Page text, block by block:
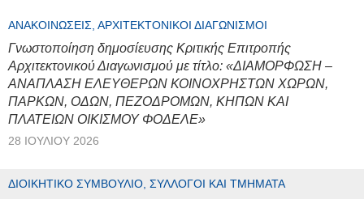
ΑΝΑΚΟΙΝΏΣΕΙΣ, ΑΡΧΙΤΕΚΤΟΝΙΚΟΊ ΔΙΑΓΩΝΙΣΜΟΊ
Γνωστοποίηση δημοσίευσης Κριτικής Επιτροπής
Αρχιτεκτονικού Διαγωνισμού με τίτλο: «ΔΙΑΜΟΡΦΩΣΗ –
ΑΝΑΠΛΑΣΗ ΕΛΕΥΘΕΡΩΝ ΚΟΙΝΟΧΡΗΣΤΩΝ ΧΩΡΩΝ,
ΠΑΡΚΩΝ, ΟΔΩΝ, ΠΕΖΟΔΡΟΜΩΝ, ΚΗΠΩΝ ΚΑΙ
ΠΛΑΤΕΙΩΝ ΟΙΚΙΣΜΟΥ ΦΟΔΕΛΕ»
28 ΙΟΥΛΊΟΥ 2026
ΔΙΟΙΚΗΤΙΚΌ ΣΥΜΒΟΎΛΙΟ, ΣΎΛΛΟΓΟΙ ΚΑΙ ΤΜΉΜΑΤΑ